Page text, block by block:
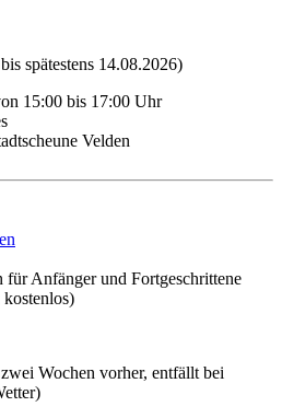
spätestens 14.08.2026)
15:00 bis 17:00 Uhr
Velden
für Anfänger und Fortgeschrittene
kostenlos)
Wochen vorher, entfällt bei